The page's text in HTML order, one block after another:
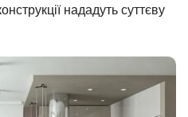
нададуть суттєву